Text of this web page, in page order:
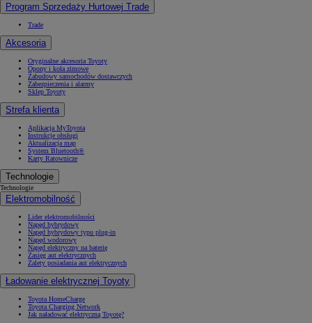
Program Sprzedaży Hurtowej Trade
Trade
Akcesoria
Oryginalne akcesoria Toyoty
Opony i koła zimowe
Zabudowy samochodów dostawczych
Zabezpieczenia i alarmy
Sklep Toyoty
Strefa klienta
Aplikacja MyToyota
Instrukcje obsługi
Aktualizacja map
System Bluetooth®
Karty Ratownicze
Technologie
Technologie
Elektromobilność
Lider elektromobilności
Napęd hybrydowy
Napęd hybrydowy typu plug-in
Napęd wodorowy
Napęd elektryczny na baterię
Zasięg aut elektrycznych
Zalety posiadania aut elektrycznych
Ładowanie elektrycznej Toyoty
Toyota HomeCharge
Toyota Charging Network
Jak naładować elektryczną Toyotę?